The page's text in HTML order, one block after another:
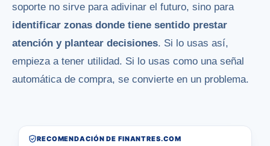
soporte no sirve para adivinar el futuro, sino para
identificar zonas donde tiene sentido prestar
atención y plantear decisiones. Si lo usas así,
empieza a tener utilidad. Si lo usas como una señal
automática de compra, se convierte en un problema.
RECOMENDACIÓN DE FINANTRES.COM